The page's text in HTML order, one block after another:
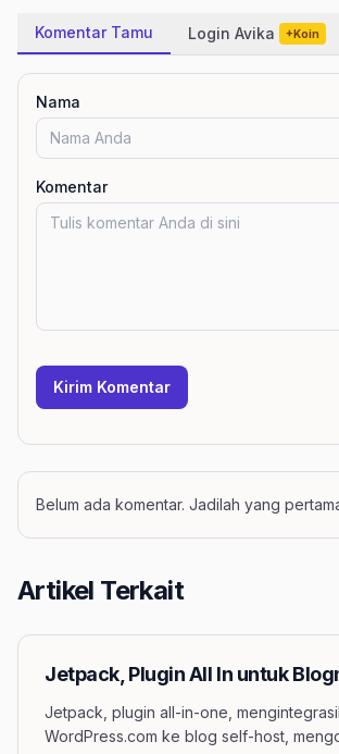
Komentar Tamu Login Avika +Koin
Nama
Komentar
Kirim Komentar
Belum ada komentar. Jadilah yang
Artikel Terkait
Jetpack, Plugin All In untuk
Jetpack, plugin all-in-one,
WordPress.com ke blog self-host,